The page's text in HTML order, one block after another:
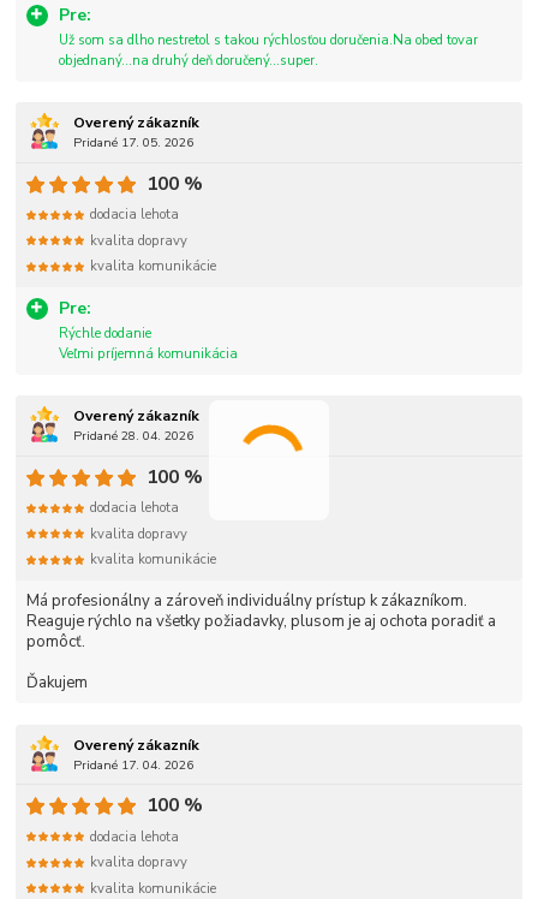
Pre:
Už som sa dlho nestretol s takou rýchlosťou doručenia.Na obed tovar
objednaný...na druhý deň doručený...super.
Overený zákazník
Pridané 17. 05. 2026
Pre:
Rýchle dodanie
Veľmi príjemná komunikácia
100 %
dodacia lehota
kvalita dopravy
kvalita komunikácie
Overený zákazník
Pridané 28. 04. 2026
Má profesionálny a zároveň individuálny prístup k zákazníkom.
Reaguje rýchlo na všetky požiadavky, plusom je aj ochota poradiť a
pomôcť.
Ďakujem
100 %
dodacia lehota
kvalita dopravy
kvalita komunikácie
Overený zákazník
Pridané 17. 04. 2026
100 %
dodacia lehota
kvalita dopravy
kvalita komunikácie